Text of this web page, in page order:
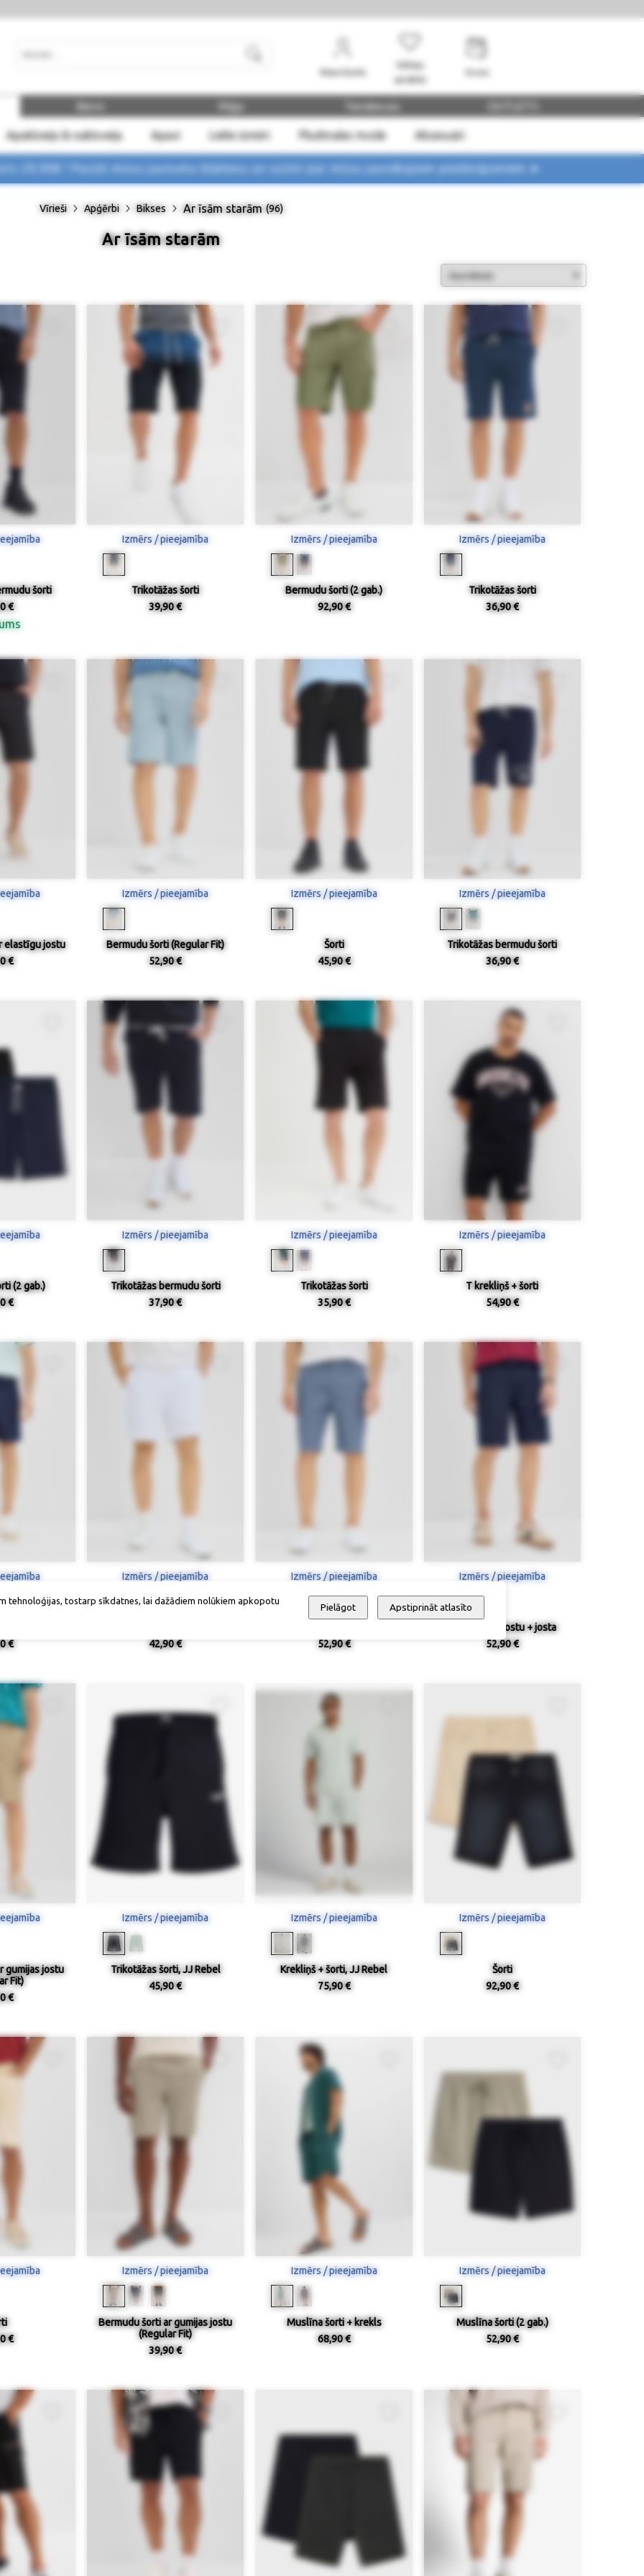
Mans konts
Vēlmju
saraksts
Apakšveļa & naktsveļa Apavi Lielie izmēri Pludmales mode Aksesuāri
Māja Tendences
29,90€ ! Pasūti mūsu jaunumu biļetenu un uzzini par mūsu jaunākajiem piedāvājumiem ➤
Vīrieši Apģērbi Bikses Ar īsām starām (96)
Ar īsām starām
šorti
€
Izmērs / pieejamība
Trikotāžas šorti
39,90 €
Izmērs / pieejamība
Bermudu šorti (2 gab.)
92,90 €
Izmērs / pieejamība
Trikotāžas šorti
36,90 €
elastīgu jostu
€
Izmērs / pieejamība
Bermudu šorti (Regular Fit)
52,90 €
Izmērs / pieejamība
Šorti
45,90 €
Izmērs / pieejamība
Trikotāžas bermudu šorti
36,90 €
(2 gab.)
€
Izmērs / pieejamība
Trikotāžas bermudu šorti
37,90 €
Izmērs / pieejamība
Trikotāžas šorti
35,90 €
Izmērs / pieejamība
T krekliņš + šorti
54,90 €
€
Izmērs / pieejamība
42,90 €
Izmērs / pieejamība
52,90 €
Izmērs / pieejamība
Šorti ar ērtu jostu + josta
52,90 €
gumijas jostu
Fit)
€
Izmērs / pieejamība
Trikotāžas šorti, JJ Rebel
45,90 €
Izmērs / pieejamība
Krekliņš + šorti, JJ Rebel
75,90 €
Izmērs / pieejamība
Šorti
92,90 €
€
Izmērs / pieejamība
Bermudu šorti ar gumijas jostu
(Regular Fit)
39,90 €
Izmērs / pieejamība
Muslīna šorti + krekls
68,90 €
Izmērs / pieejamība
Muslīna šorti (2 gab.)
52,90 €
tehnoloģijas, tostarp sīkdatnes, lai dažādiem nolūkiem apkopotu
Pielāgot Apstiprināt atlasīto